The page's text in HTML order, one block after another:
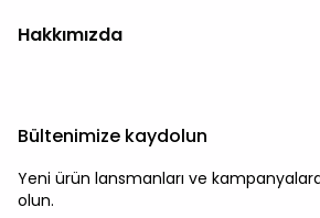
Hakkımızda
Bültenimize kaydolun
Yeni ürün lansmanları ve
olun.